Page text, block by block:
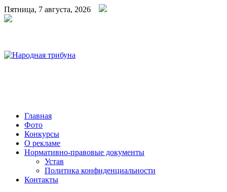
Пятница, 7 августа, 2026
Главная
Фото
Конкурсы
О рекламе
Нормативно-правовые документы
Устав
Политика конфиденциальности
Контакты